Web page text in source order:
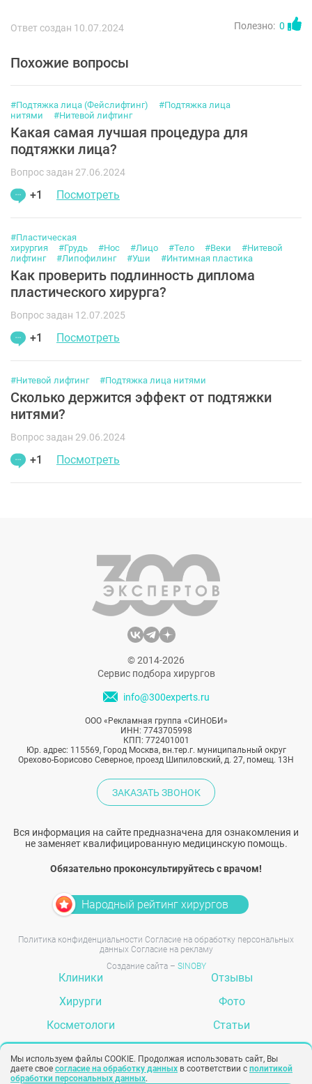
Ответ создан 10.07.2024 Полезно: 0
Похожие вопросы
#Подтяжка лица (Фейслифтинг)
#Подтяжка лица
нитями
#Нитевой лифтинг
Какая самая лучшая процедура для
подтяжки лица?
Вопрос задан 27.06.2024
+1 Посмотреть
#Пластическая
хирургия
#Грудь #Нос #Лицо #Тело #Веки
#Нитевой
лифтинг
#Липофилинг #Уши #Интимная пластика
Как проверить подлинность диплома
пластического хирурга?
Вопрос задан 12.07.2025
+1 Посмотреть
#Нитевой лифтинг #Подтяжка лица нитями
Сколько держится эффект от подтяжки
нитями?
Вопрос задан 29.06.2024
+1 Посмотреть
© 2014-2026
Сервис подбора хирургов
info@300experts.ru
ООО «Рекламная группа «СИНОБИ»
ИНН: 7743705998
КПП: 772401001
Юр. адрес: 115569, Город Москва, вн.тер.г. муниципальный округ
Орехово-Борисово Северное, проезд Шипиловский, д. 27, помещ. 13Н
ЗАКАЗАТЬ ЗВОНОК
Вся информация на сайте предназначена для ознакомления и
не заменяет квалифицированную медицинскую помощь.
Обязательно проконсультируйтесь с врачом!
Народный рейтинг хирургов
Политика конфиденциальности Согласие на обработку персональных
данных Согласие на рекламу
Создание сайта – SINOBY
Клиники
Хирурги
Косметологи
Отзывы
Фото
Статьи
Мы используем файлы COOKIE. Продолжая использовать сайт, Вы
даете свое согласие на обработку данных в соответствии с политикой
обработки персональных данных.